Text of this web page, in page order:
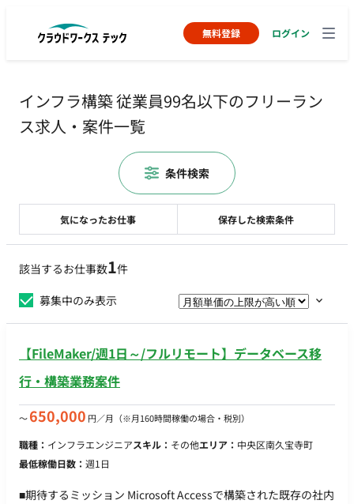
無料登録 ログイン
インフラ構築 従業員99名以下のフリーラン
ス求人・案件一覧
該当するお仕事数1件
募集中のみ表示
【FileMaker/週1日～/フルリモート】データベース移
行・構築業務案件
〜650,000 円／月 （※月160時間稼働の場合・税別）
職種： インフラエンジニアスキル： その他エリア： 中央区南久宝寺町
最低稼働日数： 週1日
■期待するミッション Microsoft Accessで構築された既存の社内
気になったお仕事 保存した検索条件
条件検索